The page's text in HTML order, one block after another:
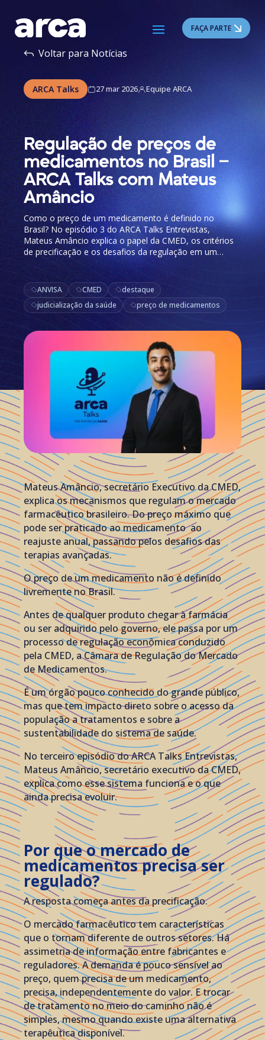
FAÇA PARTE
J
ARCA Talks 27 mar 2026 Equipe ARCA
Regulação de preços de
medicamentos no Brasil –
ARCA Talks com Mateus
Amâncio
Como o preço de um medicamento é definido no
Brasil? No episódio 3 do ARCA Talks Entrevistas,
Mateus Amâncio explica o papel da CMED, os critérios
de precificação e os desafios da regulação em um…
ANVISA CMED
destaque
judicialização da saúde
preço de medicamentos
Mateus Amâncio, secretário Executivo da CMED,
explica os mecanismos que regulam o mercado
farmacêutico brasileiro. Do preço máximo que
pode ser praticado ao medicamento ao
reajuste anual, passando pelos desafios das
terapias avançadas.
O preço de um medicamento não é definido
livremente no Brasil.
Antes de qualquer produto chegar à farmácia
ou ser adquirido pelo governo, ele passa por um
processo de regulação econômica conduzido
pela CMED, a Câmara de Regulação do Mercado
de Medicamentos.
É um órgão pouco conhecido do grande público,
mas que tem impacto direto sobre o acesso da
população a tratamentos e sobre a
sustentabilidade do sistema de saúde.
No terceiro episódio do ARCA Talks Entrevistas,
Mateus Amâncio, secretário executivo da CMED,
explica como esse sistema funciona e o que
ainda precisa evoluir.
Por que o mercado de
medicamentos precisa ser
regulado?
A resposta começa antes da precificação.
O mercado farmacêutico tem características
que o tornam diferente de outros setores. Há
assimetria de informação entre fabricantes e
reguladores. A demanda é pouco sensível ao
preço, quem precisa de um medicamento,
precisa, independentemente do valor. E trocar
de tratamento no meio do caminho não é
simples, mesmo quando existe uma alternativa
terapêutica disponível.